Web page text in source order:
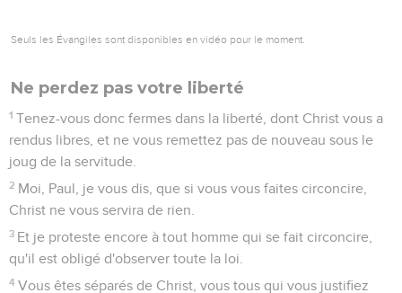
Seuls les Évangiles sont disponibles en vidéo pour le moment.
Ne perdez pas votre liberté
1 Tenez-vous donc fermes dans la liberté, dont Christ vous a
rendus libres, et ne vous remettez pas de nouveau sous le
joug de la servitude.
2 Moi, Paul, je vous dis, que si vous vous faites circoncire,
Christ ne vous servira de rien.
3 Et je proteste encore à tout homme qui se fait circoncire,
qu'il est obligé d'observer toute la loi.
4 Vous êtes séparés de Christ, vous tous qui vous justifiez